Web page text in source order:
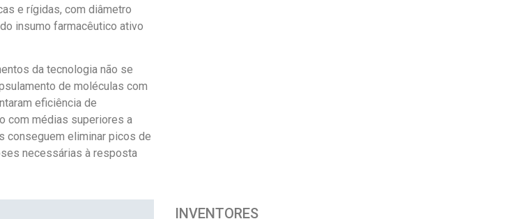
e rígidas, com diâmetro
insumo farmacêutico ativo
da tecnologia não se
de moléculas com
eficiência de
com médias superiores a
conseguem eliminar picos de
necessárias à resposta
INVENTORES